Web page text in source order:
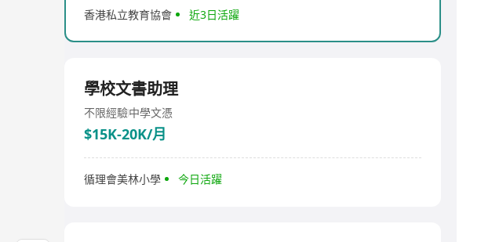
香港私立教育協會 近3日活躍
學校文書助理
不限經驗中學文憑
$15K-20K/月
循理會美林小學 今日活躍